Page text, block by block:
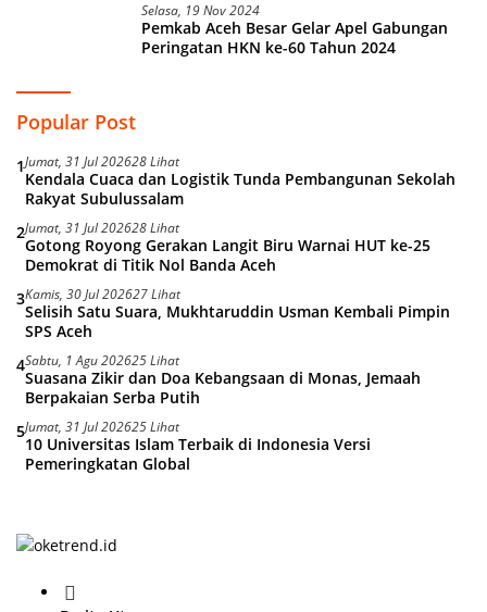
Selasa, 19 Nov 2024
Pemkab Aceh Besar Gelar Apel Gabungan
Peringatan HKN ke-60 Tahun 2024
Popular Post
1Jumat, 31 Jul 202628 Lihat
Kendala Cuaca dan Logistik Tunda Pembangunan Sekolah
Rakyat Subulussalam
2Jumat, 31 Jul 202628 Lihat
Gotong Royong Gerakan Langit Biru Warnai HUT ke-25
Demokrat di Titik Nol Banda Aceh
3Kamis, 30 Jul 202627 Lihat
Selisih Satu Suara, Mukhtaruddin Usman Kembali Pimpin
SPS Aceh
4Sabtu, 1 Agu 202625 Lihat
Suasana Zikir dan Doa Kebangsaan di Monas, Jemaah
Berpakaian Serba Putih
5Jumat, 31 Jul 202625 Lihat
10 Universitas Islam Terbaik di Indonesia Versi
Pemeringkatan Global